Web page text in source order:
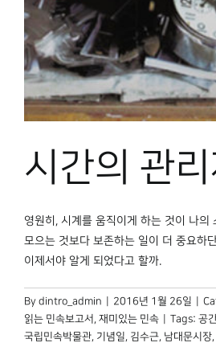
시간의 관
영원히, 시계를 움직이게 하는 것이 나의
모으는 것보다 보존하는 일이 더 중요하
이제서야 알게 되었다고 할까.
By dintro_admin 2016년 1월 26일
읽는 민속보고서 , 재미있는 민속 Tags: 공
국립민속박물관, 기념일, 김수근, 남대문시장,